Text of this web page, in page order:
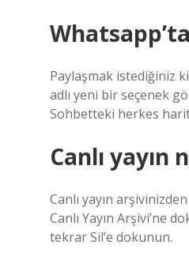
Whatsapp’ta
Paylaşmak istediğiniz
adlı yeni bir seçenek
Sohbetteki herkes
Canlı yayın
Canlı yayın
Canlı Yayın Arşivi’ne
tekrar Sil’e dokunun.